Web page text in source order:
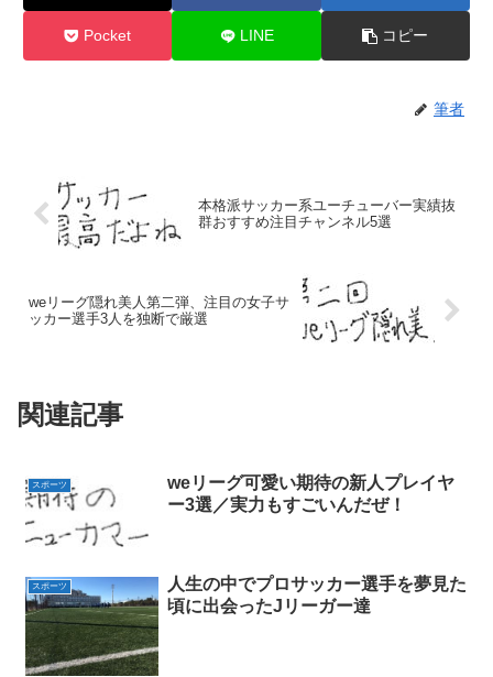
Pocket LINE コピー
筆者
本格派サッカー系ユーチューバー実績抜
群おすすめ注目チャンネル5選
weリーグ隠れ美人第二弾、注目の女子サ
ッカー選手3人を独断で厳選
関連記事
スポーツ
weリーグ可愛い期待の新人プレイヤ
ー3選／実力もすごいんだぜ！
スポーツ
人生の中でプロサッカー選手を夢見た
頃に出会ったJリーガー達